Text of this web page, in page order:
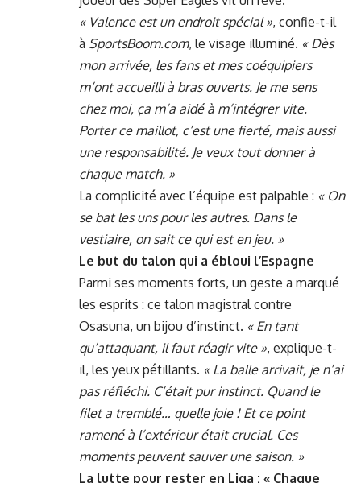
« Valence est un endroit spécial », confie-t-il
à SportsBoom.com, le visage illuminé. « Dès
mon arrivée, les fans et mes coéquipiers
m’ont accueilli à bras ouverts. Je me sens
chez moi, ça m’a aidé à m’intégrer vite.
Porter ce maillot, c’est une fierté, mais aussi
une responsabilité. Je veux tout donner à
chaque match. »
La complicité avec l’équipe est palpable : « On
se bat les uns pour les autres. Dans le
vestiaire, on sait ce qui est en jeu. »
Le but du talon qui a ébloui l’Espagne
Parmi ses moments forts, un geste a marqué
les esprits : ce talon magistral contre
Osasuna, un bijou d’instinct. « En tant
qu’attaquant, il faut réagir vite », explique-t-
il, les yeux pétillants. « La balle arrivait, je n’ai
pas réfléchi. C’était pur instinct. Quand le
filet a tremblé… quelle joie ! Et ce point
ramené à l’extérieur était crucial. Ces
moments peuvent sauver une saison. »
La lutte pour rester en Liga : « Chaque